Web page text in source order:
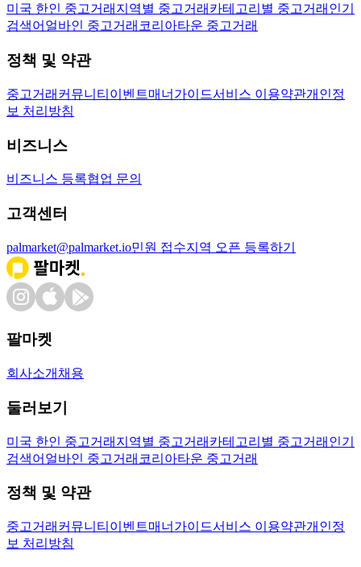
미국 한인 중고거래 지역별 중고거래 카테고리별 중고거래 인기
검색어 얼바인 중고거래 코리아타운 중고거래
정책 및 약관
중고거래 커뮤니티 이벤트매너가이드서비스 이용약관개인정
보 처리방침
비즈니스
비즈니스 등록협업 문의
고객센터
palmarket@palmarket.io민원 접수지역 오픈 등록하기
팔마켓
회사소개 채용
둘러보기
미국 한인 중고거래 지역별 중고거래 카테고리별 중고거래 인기
검색어 얼바인 중고거래 코리아타운 중고거래
정책 및 약관
중고거래 커뮤니티 이벤트매너가이드서비스 이용약관개인정
보 처리방침